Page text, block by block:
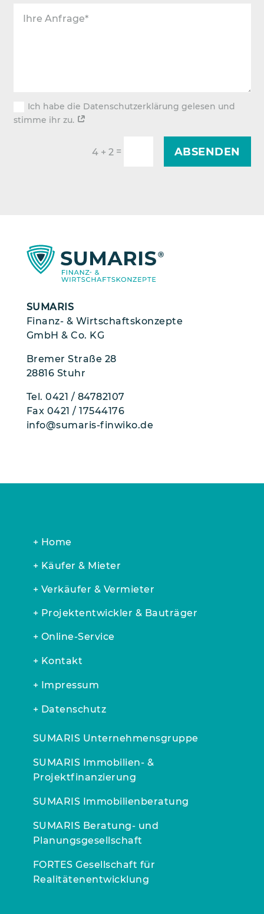
Ich habe die Datenschutzerklärung gelesen und
stimme ihr zu.
4 + 2= ABSENDEN
SUMARIS
Finanz- & Wirtschaftskonzepte
GmbH & Co. KG
Bremer Straße 28
28816 Stuhr
Tel.0421 / 84782107
Fax 0421 / 17544176
info@sumaris-finwiko.de
+ Home
+ Käufer & Mieter
+ Verkäufer & Vermieter
+ Projektentwickler & Bauträger
+ Online-Service
+ Kontakt
+ Impressum
+ Datenschutz
SUMARIS Unternehmensgruppe
SUMARIS Immobilien- &
Projektfinanzierung
SUMARIS Immobilienberatung
SUMARIS Beratung- und
Planungsgesellschaft
FORTES Gesellschaft für
Realitätenentwicklung